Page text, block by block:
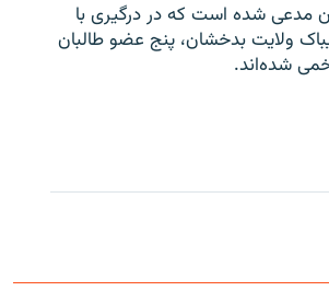
مدعی شده است که در درگیری با
ولایت بدخشان، پنج عضو طالبان